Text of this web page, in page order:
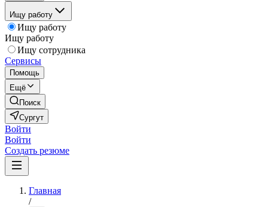
Ищу работу
Ищу работу
Ищу работу
Ищу сотрудника
Сервисы
Помощь
Ещё
Поиск
Сургут
Войти
Войти
Создать резюме
Главная
/